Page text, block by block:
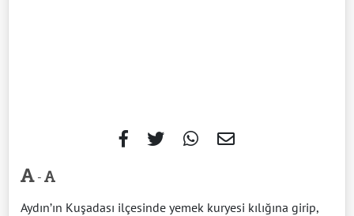
-
Aydın’ın Kuşadası ilçesinde yemek kuryesi kılığına girip,